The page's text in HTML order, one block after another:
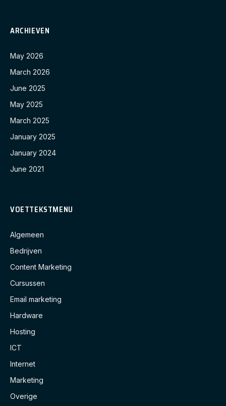
ARCHIEVEN
May 2026
March 2026
June 2025
May 2025
March 2025
January 2025
January 2024
June 2021
VOETTEKSTMENU
Algemeen
Bedrijven
Content Marketing
Cursussen
Email marketing
Hardware
Hosting
ICT
Internet
Marketing
Overige